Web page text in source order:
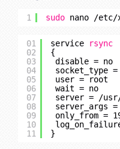
1 sudo nano /etc/
01
02
03
04
05
06
07
08
09
10
11
service
rsync
{
disable = no
socket_type =
user = root
wait = no
server =
/
server_args
only_from =
log_on_failure
}